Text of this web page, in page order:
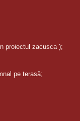
proiectul zacusca );
pe terasă;